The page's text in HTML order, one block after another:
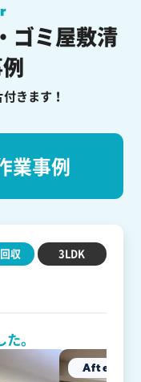
ゴミ屋敷清
きます！
業事例
収 3LDK
。